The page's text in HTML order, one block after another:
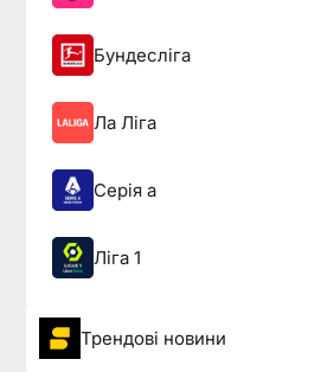
Бундесліга
Ла Ліга
Серія а
Ліга 1
Трендові новини